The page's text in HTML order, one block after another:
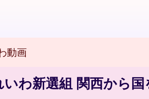
動画
いわ新選組 関西から